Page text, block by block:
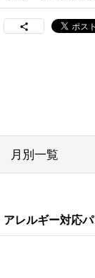
月別一覧
2024年
アレルギー対応